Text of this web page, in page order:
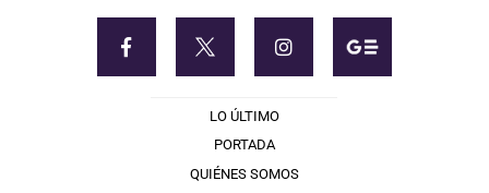
LO ÚLTIMO
PORTADA
QUIÉNES SOMOS